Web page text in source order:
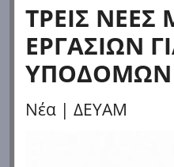
ΤΡΕΙΣ
ΕΡΓΑΣΙΩΝ
ΥΠΟΔΟΜΩΝ
Νέα | ΔΕΥΑΜ